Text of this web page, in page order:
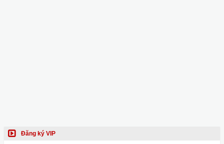
Đăng ký VIP